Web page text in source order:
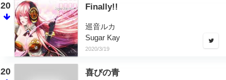
20 Finally!!
巡音ルカ
Sugar Kay
2020/3/19
20 喜びの青